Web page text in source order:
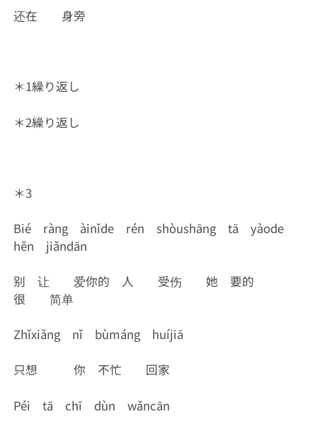
还在 身旁
＊1繰り返し
＊2繰り返し
＊3
Bié ràng àinǐde rén shòushāng tā yàode
hěn jiǎndān
别 让 爱你的 人 受伤 她 要的
很 简单
Zhǐxiǎng nǐ bùmáng huíjiā
只想 你 不忙 回家
Péi tā chī dùn wǎncān